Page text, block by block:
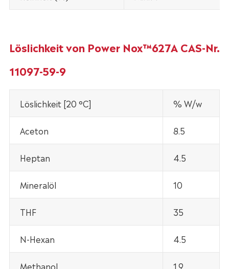
Löslichkeit von Power Nox™627A CAS-Nr.
11097-59-9
Löslichkeit [20 °C] % W/w
Aceton 8.5
Heptan 4.5
Mineralöl 10
THF 35
N-Hexan 4.5
Methanol 1.9